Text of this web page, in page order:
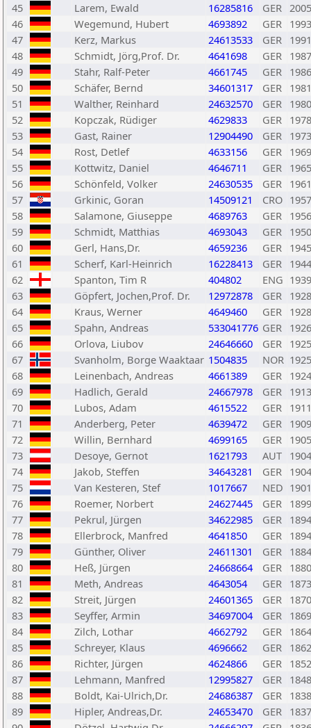
45
Larem, Ewald 16285816 GER 2005
46
Wegemund, Hubert 4693892 GER 1993
47
Kerz, Markus 24613533 GER 1991
48
Schmidt, Jörg,Prof. Dr. 4641698 GER 1987
49
Stahr, Ralf-Peter 4661745 GER 1986
50
Schäfer, Bernd 34601317 GER 1981
51
Walther, Reinhard 24632570 GER 1980
52
Kopczak, Rüdiger 4629833 GER 1978
53
Gast, Rainer 12904490 GER 1973
54
Rost, Detlef 4633156 GER 1969
55
Kottwitz, Daniel 4646711 GER 1965
56
Schönfeld, Volker 24630535 GER 1961
57
Grkinic, Goran 14509121 CRO 1957
58
Salamone, Giuseppe 4689763 GER 1956
59
Schmidt, Matthias 4693043 GER 1950
60
Gerl, Hans,Dr. 4659236 GER 1945
61
Scherf, Karl-Heinrich 16228413 GER 1944
62
Spanton, Tim R 404802 ENG 1939
63
Göpfert, Jochen,Prof. Dr. 12972878 GER 1928
64
Kraus, Werner 4649460 GER 1928
65
Spahn, Andreas 533041776 GER 1926
66
Orlova, Liubov 24646660 GER 1925
67
Svanholm, Borge Waaktaar 1504835 NOR 1925
68
Leinenbach, Andreas 4661389 GER 1924
69
Hadlich, Gerald 24667978 GER 1913
70
Lubos, Adam 4615522 GER 1911
71
Anderberg, Peter 4639472 GER 1909
72
Willin, Bernhard 4699165 GER 1905
73
Desoye, Gernot 1621793 AUT 1904
74
Jakob, Steffen 34643281 GER 1904
75
Van Kesteren, Stef 1017667 NED 1901
76
Roemer, Norbert 24627445 GER 1899
77
Pekrul, Jürgen 34622985 GER 1894
78
Ellerbrock, Manfred 4641850 GER 1894
79
Günther, Oliver 24611301 GER 1884
80
Heß, Jürgen 24668664 GER 1880
81
Meth, Andreas 4643054 GER 1873
82
Streit, Jürgen 24601365 GER 1870
83
Seyffer, Armin 34697004 GER 1869
84
Zilch, Lothar 4662792 GER 1864
85
Schreyer, Klaus 4696662 GER 1862
86
Richter, Jürgen 4624866 GER 1852
87
Lehmann, Manfred 12995827 GER 1848
88
Boldt, Kai-Ulrich,Dr. 24686387 GER 1838
89
Hipler, Andreas,Dr. 24653470 GER 1837